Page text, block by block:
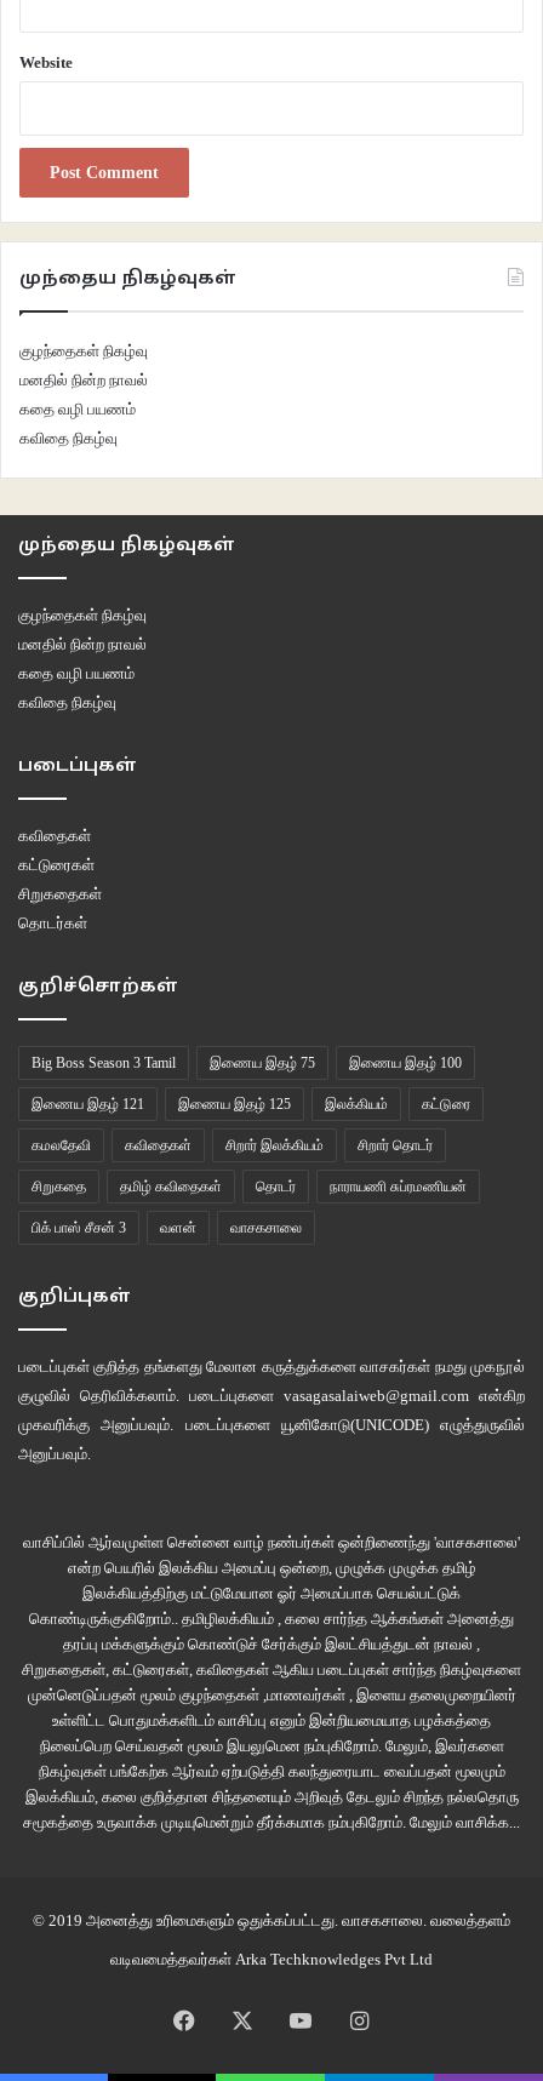
Website
முந்தைய நிகழ்வுகள்
குழந்தைகள் நிகழ்வு
மனதில் நின்ற நாவல்
கதை வழி பயணம்
கவிதை நிகழ்வு
முந்தைய நிகழ்வுகள்
குழந்தைகள் நிகழ்வு
மனதில் நின்ற நாவல்
கதை வழி பயணம்
கவிதை நிகழ்வு
படைப்புகள்
கவிதைகள்
கட்டுரைகள்
சிறுகதைகள்
தொடர்கள்
குறிச்சொற்கள்
Big Boss Season 3 Tamil இணைய இதழ் 75 இணைய இதழ் 100
இணைய இதழ் 121 இணைய இதழ் 125 இலக்கியம் கட்டுரை
கமலதேவி கவிதைகள் சிறார் இலக்கியம் சிறார் தொடர்
சிறுகதை தமிழ் கவிதைகள் தொடர் நாராயணி சுப்ரமணியன்
பிக் பாஸ் சீசன் 3 வளன் வாசகசாலை
குறிப்புகள்
படைப்புகள் குறித்த தங்களது மேலான கருத்துக்களை வாசகர்கள் நமது முகநூல்
குழுவில் தெரிவிக்கலாம். படைப்புகளை vasagasalaiweb@gmail.com என்கிற
முகவரிக்கு அனுப்பவும். படைப்புகளை யூனிகோடு(UNICODE)எழுத்துருவில்
அனுப்பவும்.
வாசிப்பில் ஆர்வமுள்ள சென்னை வாழ் நண்பர்கள் ஒன்றிணைந்து 'வாசகசாலை'
என்ற பெயரில் இலக்கிய அமைப்பு ஒன்றை, முழுக்க முழுக்க தமிழ்
இலக்கியத்திற்கு மட்டுமேயான ஓர் அமைப்பாக செயல்பட்டுக்
கொண்டிருக்குகிறோம்.. தமிழிலக்கியம் , கலை சார்ந்த ஆக்கங்கள் அனைத்து
தரப்பு மக்களுக்கும் கொண்டுச் சேர்க்கும் இலட்சியத்துடன் நாவல் ,
சிறுகதைகள், கட்டுரைகள், கவிதைகள் ஆகிய படைப்புகள் சார்ந்த நிகழ்வுகளை
முன்னெடுப்பதன் மூலம் குழந்தைகள் ,மாணவர்கள் , இளைய தலைமுறையினர்
உள்ளிட்ட பொதுமக்களிடம் வாசிப்பு எனும் இன்றியமையாத பழக்கத்தை
நிலைப்பெற செய்வதன் மூலம் இயலுமென நம்புகிறோம். மேலும், இவர்களை
நிகழ்வுகள் பங்கேற்க ஆர்வம் ஏற்படுத்தி கலந்துரையாட வைப்பதன் மூலமும்
இலக்கியம், கலை குறித்தான சிந்தனையும் அறிவுத் தேடலும் சிறந்த நல்லதொரு
சமூகத்தை உருவாக்க முடியுமென்றும் தீர்க்கமாக நம்புகிறோம். மேலும் வாசிக்க...
© 2019 அனைத்து உரிமைகளும் ஒதுக்கப்பட்டது. வாசகசாலை. வலைத்தளம்
வடிவமைத்தவர்கள் Arka Techknowledges Pvt Ltd
Facebook YouTubeInstagram